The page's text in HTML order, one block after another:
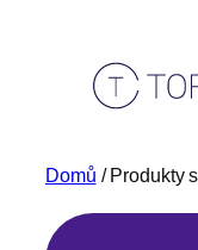
Domů / Produkty